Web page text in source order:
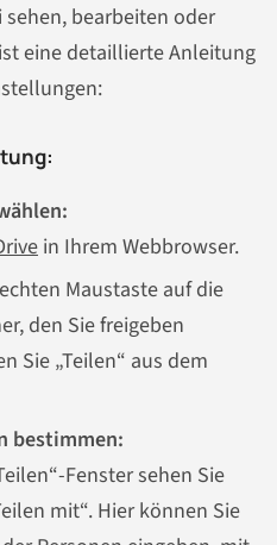
bearbeiten oder
eine detaillierte Anleitung
in Ihrem Webbrowser.
Maustaste auf die
den Sie freigeben
Sie „Teilen“ aus dem
bestimmen:
Fenster sehen Sie
mit“. Hier können Sie